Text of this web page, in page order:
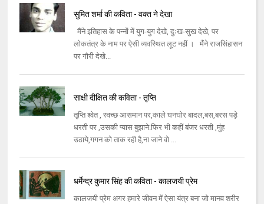
सुमित शर्मा की कविता - वक्त ने देखा
मैंने इतिहास के पन्‍नों में युग-युग देखे, दुःख-सुख देखे, पर
लोकतंत्र के नाम पर ऐसी व्‍यवस्‍थित लूट नहीं । मैंने राजसिंहासन
पर गौरी देखे...
साक्षी दीक्षित की कविता - तृप्ति
तृप्ति श्वेत , स्वच्छ आसमान पर,काले घनघोर बादल,बस,बरस पड़े
धरती पर ,उसकी प्यास बुझाने.फिर भी कहीं बंजर धरती ,मुंह
उठाये,गगन को ताक रही है,ना जाने वो ...
धर्मेन्द्र कुमार सिंह की कविता - कालजयी प्रेम
कालजयी प्रेम अगर हमारे जीवन में ऐसा यंत्र बना जो मानव शरीर